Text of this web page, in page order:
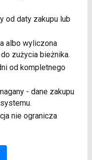
od daty zakupu lub
albo wyliczona
zużycia bieżnika.
od kompletnego
- dane zakupu
nie ogranicza